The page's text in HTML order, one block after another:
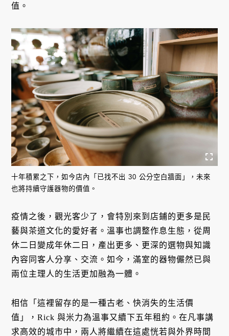
值。
十年積累之下，如今店內「已找不出 30 公分空白牆面」，未來
也將持續守護器物的價值。
疫情之後，觀光客少了，會特別來到店鋪的更多是民
藝與茶道文化的愛好者。溫事也調整作息生態，從周
休二日變成年休二日，產出更多、更深的選物與知識
內容同客人分享、交流。如今，滿室的器物儼然已與
兩位主理人的生活更加融為一體。
相信「這裡留存的是一種古老、快消失的生活價
值」，Rick 與米力為溫事又續下五年租約。在凡事講
求高效的城市中，兩人將繼續在這處恍若與外界時間